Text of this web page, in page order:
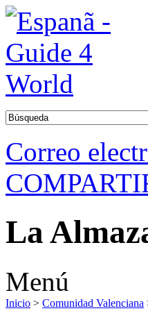
Correo
La
Menú
Inicio > Comunidad Valenciana